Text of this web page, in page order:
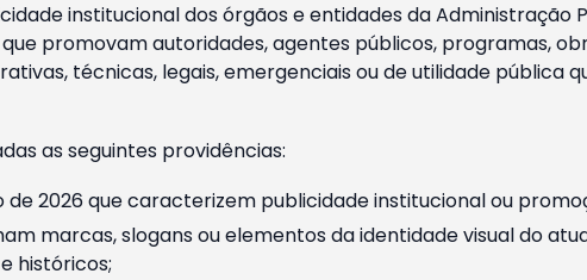
institucional dos órgãos e entidades da Administração
promovam autoridades, agentes públicos, programas,
técnicas, legais, emergenciais ou de utilidade pública
as seguintes providências:
2026 que caracterizem publicidade institucional ou
marcas, slogans ou elementos da identidade visual do
históricos;